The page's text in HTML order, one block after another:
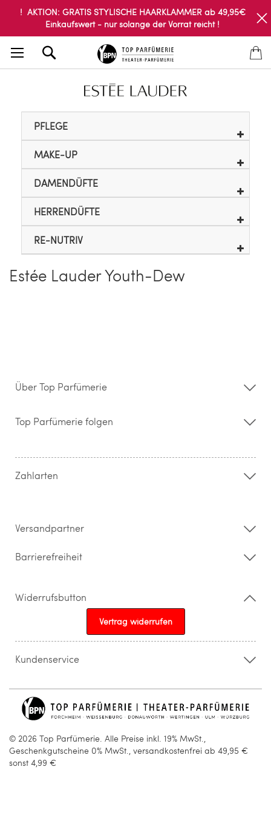
! AKTION: GRATIS STYLISCHE HAARKLAMMER ab 49,95€
Einkaufswert - nur solange der Vorrat reicht !
PFLEGE
MAKE-UP
DAMENDÜFTE
HERRENDÜFTE
RE-NUTRIV
Estée Lauder Youth-Dew
Über Top Parfümerie
Storefinder
Kontakt
Widerrufsrecht & Rückgabebedingungen
Top Parfümerie folgen
Zahlarten
Versandpartner
Barrierefreiheit
Widerrufsbutton
Vertrag widerrufen
Kundenservice
info@topparfuemerie.de
© 2026 Top Parfümerie. Alle Preise inkl. 19% MwSt.,
Geschenkgutscheine 0% MwSt., versandkostenfrei ab 49,95 €
sonst 4,99 €